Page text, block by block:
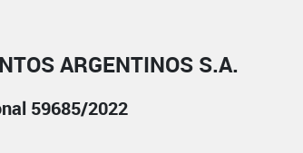
ARGENTINOS S.A.
59685/2022